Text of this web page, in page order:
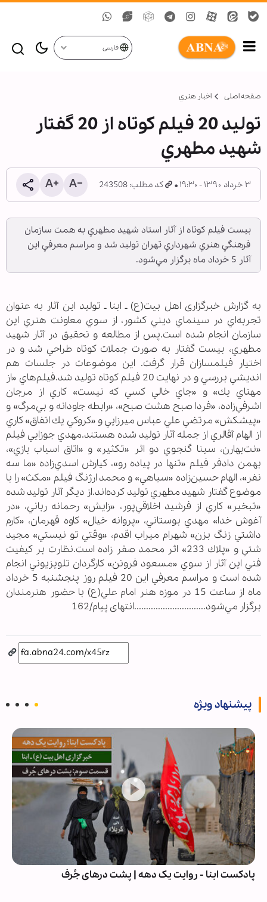
فارسی
صفحه اصلی اخبار هنري
توليد 20 فيلم كوتاه از 20 گفتار
شهيد مطهري
۳ خرداد ۱۳۹۰ - ۱۹:۳۰ کد مطلب: 243508
بيست فيلم كوتاه از آثار استاد شهيد مطهري به همت سازمان
فرهنگي هنري شهرداري تهران توليد شد و مراسم معرفي اين
آثار 5 خرداد ماه برگزار مي‌شود.
به گزارش خبرگزاری اهل بیت‏‏(ع) ـ ابنا ـ توليد اين آثار به عنوان
تجربه‌اي در سينماي ديني كشور، از سوي معاونت هنري اين
سازمان انجام شده است.پس از مطالعه و تحقيق در آثار شهيد
مطهري، بيست گفتار به صورت جملات كوتاه طراحي شد و در
اختيار فيلمسازان قرار گرفت. اين موضوعات در جلسات هم
انديشي بررسي و در نهايت 20 فيلم كوتاه توليد شد.فيلم‌هاي «از
مهناي يك» و «جاي خالي كسي كه نيست» كاري از مرجان
اشرفي‌زاده، «فردا صبح هشت صبح»، «رابطه جاودانه و بي‌مرگ» و
«پيشكش» مرتضي علي عباس ميرزايي و «كروكي يك اتفاق» كاري
از الهام آقالري از جمله آثار توليد شده هستند.مهدي جوزايي فيلم
«نت‌بهارن، سينا گنجوي دو اثر «تكثير» و «اتاق اسباب بازي»،
بهمن دادفر فيلم «تنها در پياده رو»، كيارش اسدي‌زاده «ما سه
نفر»، الهام حسين‌زاده «سياهي» و محمد ارژنگ فيلم «مكث» را با
موضوع گفتار شهيد مطهري توليد كرده‌اند.از ديگر آثار توليد شده
«تبخير» كاري از فرشيد اخلاقي‌پور، «زايش» رحمانه رباني، «در
آغوش خدا» مهدي بوستاني، «پروانه خيال» كاوه قهرمان، «كارم
داشتي زنگ بزن» شهرام ميراب اقدم، «وقتي تو نيستي» مجيد
شتي و «پلاك 233» اثر محمد صفر زاده است.نظارت بر كيفيت
فني اين آثار از سوي «مسعود فروتن» كارگردان تلويزيوني انجام
شده است و مراسم معرفي اين 20 فيلم روز پنجشنبه 5 خرداد
ماه از ساعت 15 در موزه هنر امام علي(ع) با حضور هنرمندان
برگزار مي‌شود..............................انتهای پیام/162
پیشنهاد ویژه
پادکست ابنا - روایت یک دهه | پشت درهای جُرف